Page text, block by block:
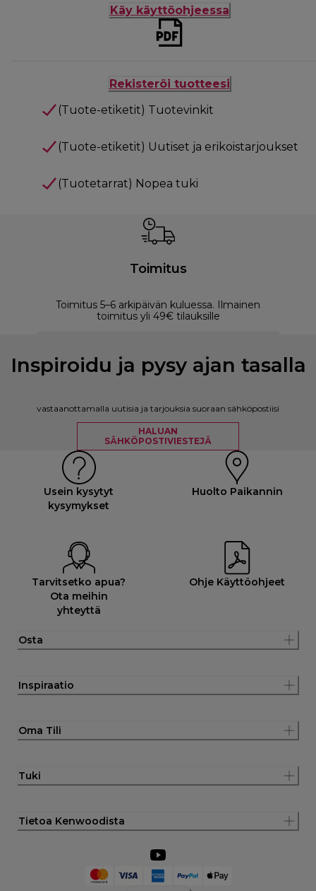
Käy käyttöohjeessa
Rekisteröi tuotteesi
(Tuote-etiketit) Tuotevinkit
(Tuote-etiketit) Uutiset ja erikoistarjoukset
(Tuotetarrat) Nopea tuki
Toimitus
Toimitus 5–6 arkipäivän kuluessa. Ilmainen
toimitus yli 49€ tilauksille
Inspiroidu ja pysy ajan tasalla
vastaanottamalla uutisia ja tarjouksia suoraan sähköpostiisi
HALUAN
SÄHKÖPOSTIVIESTEJÄ
Usein kysytyt
kysymykset
Huolto Paikannin
Tarvitsetko apua?
Ota meihin
yhteyttä
Ohje Käyttöohjeet
Osta
Inspiraatio
Oma Tili
Tuki
Tietoa Kenwoodista